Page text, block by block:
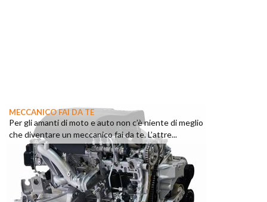
MECCANICO FAI DA TE
Per gli amanti di moto e auto non c’è niente di meglio
che diventare un meccanico fai da te. L’attre...